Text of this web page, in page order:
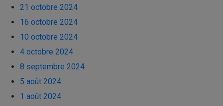
21 octobre 2024
16 octobre 2024
10 octobre 2024
4 octobre 2024
8 septembre 2024
5 août 2024
1 août 2024